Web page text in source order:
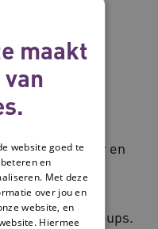
die ze
de
de VVT-sector en
met
financiers,
markt en start-ups.
maakt
website goed te
en
Met deze
over jou en
website, en
Hiermee